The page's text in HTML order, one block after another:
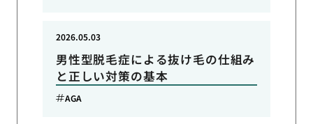
男性型脱毛症による抜け毛の仕組み
と正しい対策の基本
2026.05.03
AGA